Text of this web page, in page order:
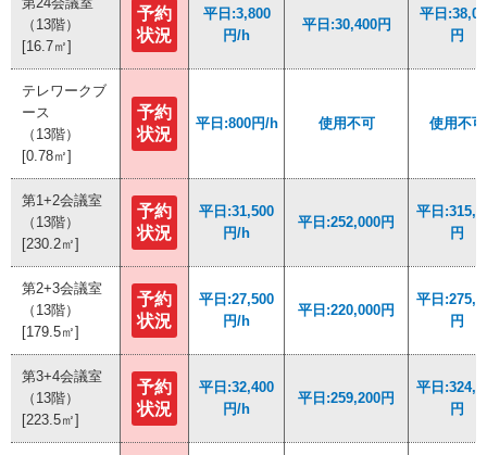
（13階）
[16.7㎡]
予約
状況
平日:3,800
円/h
平日:30,400円
平日
円
テレワークブ
ース
（13階）
[0.78㎡]
予約
状況
平日:800円/h 使用不可 使用不可
第1+2会議室
（13階）
[230.2㎡]
予約
状況
平日:31,500
円/h
平日:252,000円
平日
円
第2+3会議室
（13階）
[179.5㎡]
予約
状況
平日:27,500
円/h
平日:220,000円
平日
円
第3+4会議室
（13階）
[223.5㎡]
予約
状況
平日:32,400
円/h
平日:259,200円
平日
円
（13階）
[16.7㎡]
予約
状況
平日:3,800
円/h
平日:30,400円
平日
円
テレワークブ
ース
（13階）
[0.78㎡]
予約
状況
平日:800円/h 使用不可 使用不可
第1+2会議室
（13階）
[230.2㎡]
予約
状況
平日:31,500
円/h
平日:252,000円
平日
円
第2+3会議室
（13階）
[179.5㎡]
予約
状況
平日:27,500
円/h
平日:220,000円
平日
円
第3+4会議室
（13階）
[223.5㎡]
予約
状況
平日:32,400
円/h
平日:259,200円
平日
円